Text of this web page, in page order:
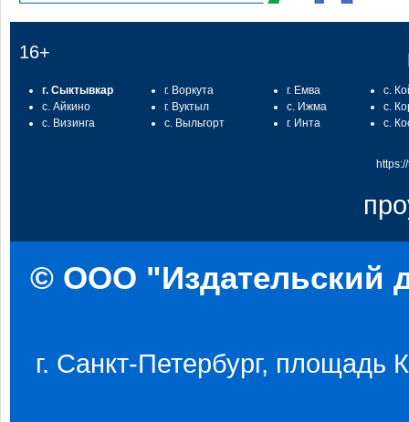
16+
г. Сыктывкар
с. Айкино
с. Визинга
г. Воркута
г. Вуктыл
с. Выльгорт
г. Емва
с. Ижма
г. Инта
с.
с.
с.
© ООО "Издательский
г. Санкт-Петербург, площадь